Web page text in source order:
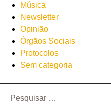
Música
Newsletter
Opinião
Órgãos Sociais
Protocolos
Sem categoria
por: